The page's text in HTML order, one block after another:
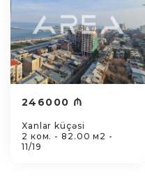
246000 ₼
Xanlar küçəsi
2 ком. - 82.00 м2 -
11/19